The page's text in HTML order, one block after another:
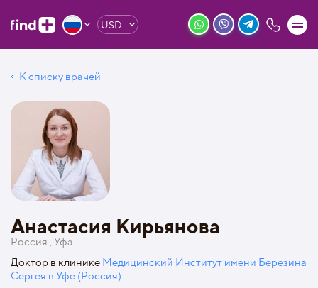
USD
К списку врачей
Анастасия Кирьянова
Россия , Уфа
Доктор в клинике Медицинский Институт имени Березина
Сергея в Уфе (Россия)